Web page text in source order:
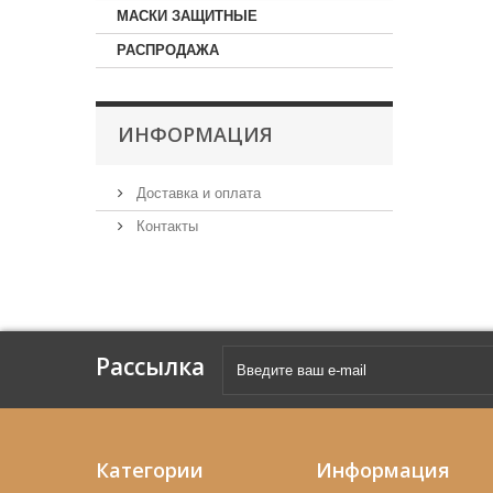
МАСКИ ЗАЩИТНЫЕ
РАСПРОДАЖА
ИНФОРМАЦИЯ
Доставка и оплата
Контакты
Рассылка
Категории Информация